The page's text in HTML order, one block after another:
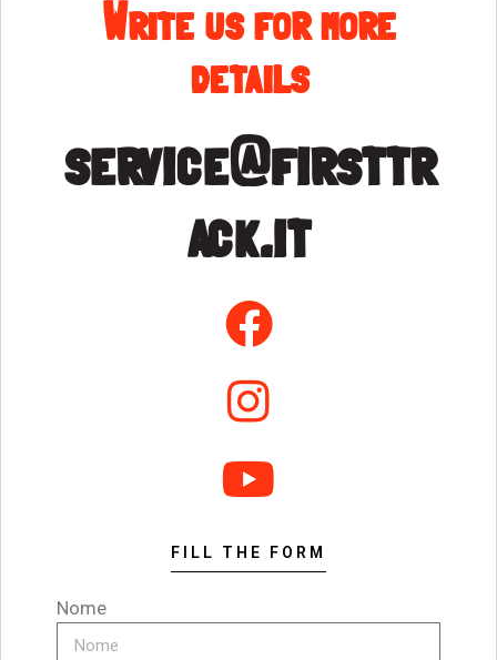
Write us for more
details
service@firsttr
ack.it
FILL THE FORM
Nome